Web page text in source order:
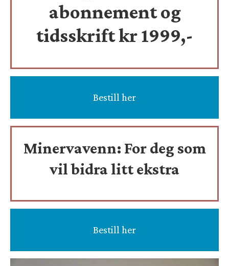
abonnement og
tidsskriftkr 1999,-
Bestill her
Minervavenn: For deg som
vil bidra litt ekstra
Bestill her